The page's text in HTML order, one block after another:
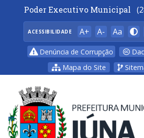
Poder Executivo Municipal
ACESSIBILIDADE A+ A- Aa
Denúncia de Corrupção
Mapa do Site